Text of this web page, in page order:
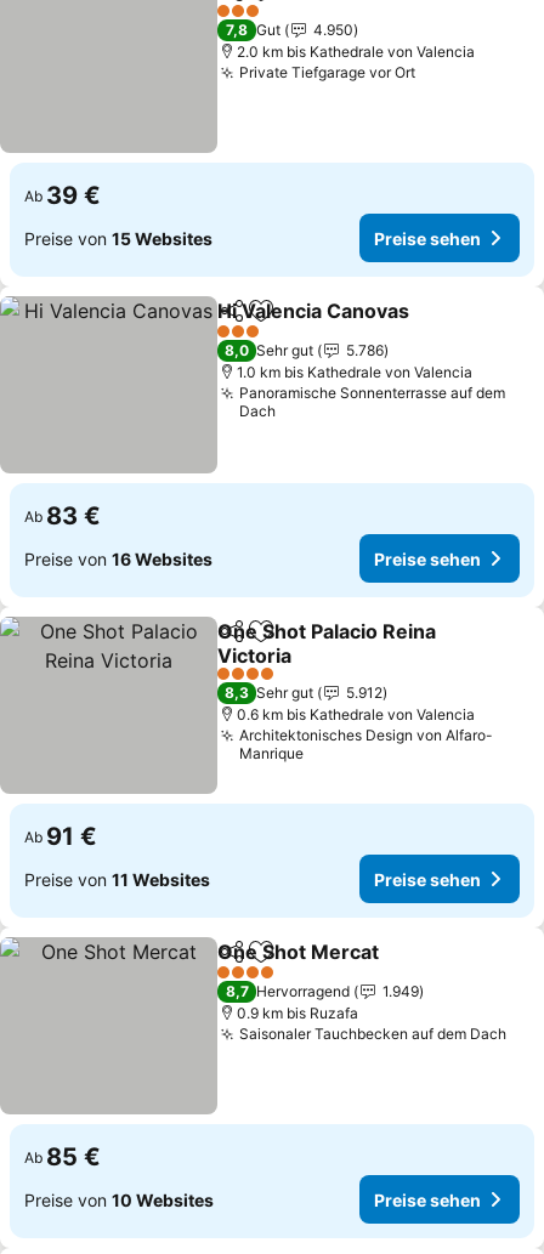
3 Sterne
7,8 Gut
4.950
2.0 km bis Kathedrale von Valencia
Private Tiefgarage vor OrtPreise sehen
Ab 39 €
Preise von 15 Websites Preise sehen
TeilenZu Favoriten hinzufügen
Hi Valencia Canovas
3 Sterne
8,0 Sehr gut
5.786
1.0 km bis Kathedrale von Valencia
Panoramische Sonnenterrasse auf dem
Dach
Ab 83 €
Preise von 16 Websites Preise sehen
TeilenZu Favoriten hinzufügen
One Shot Palacio Reina
Victoria
Preise sehen
4 Sterne
8,3 Sehr gut
5.912
0.6 km bis Kathedrale von Valencia
Architektonisches Design von Alfaro-
Manrique
Ab 91 €
Preise von 11 Websites Preise sehen
TeilenZu Favoriten hinzufügen
One Shot Mercat
4 Sterne
8,7 Hervorragend
1.949
0.9 km bis Ruzafa
Saisonaler Tauchbecken auf dem Dach
Ab 85 €
Preise von 10 Websites Preise sehen